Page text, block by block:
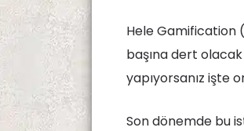
Hele Gamification
başına dert olacak
yapıyorsanız işte
Son dönemde bu